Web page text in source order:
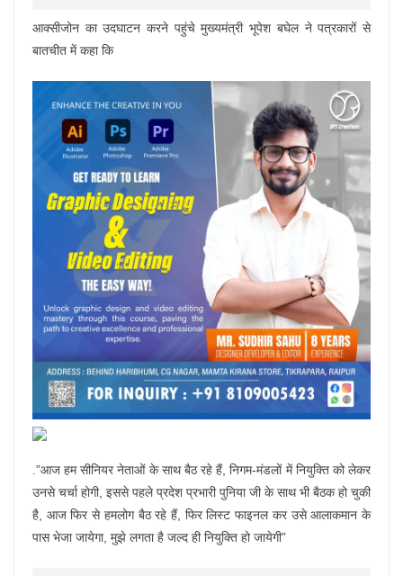
आक्सीजोन का उदघाटन करने पहुंचे मुख्यमंत्री भूपेश बघेल ने पत्रकारों से
बातचीत में कहा कि
.”आज हम सीनियर नेताओं के साथ बैठ रहे हैं, निगम-मंडलों में नियुक्ति को लेकर
उनसे चर्चा होगी, इससे पहले प्रदेश प्रभारी पुनिया जी के साथ भी बैठक हो चुकी
है, आज फिर से हमलोग बैठ रहे हैं, फिर लिस्ट फाइनल कर उसे आलाकमान के
पास भेजा जायेगा, मुझे लगता है जल्द ही नियुक्ति हो जायेगी”